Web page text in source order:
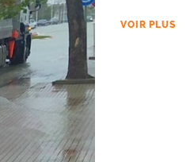
VOIR PLUS